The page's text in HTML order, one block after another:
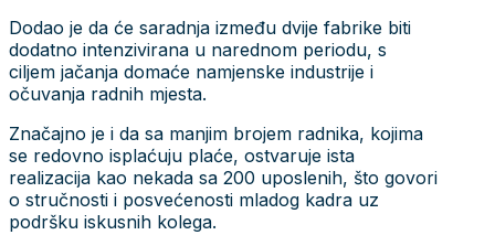
Dodao je da će saradnja između dvije fabrike biti
dodatno intenzivirana u narednom periodu, s
ciljem jačanja domaće namjenske industrije i
očuvanja radnih mjesta.
Značajno je i da sa manjim brojem radnika, kojima
se redovno isplaćuju plaće, ostvaruje ista
realizacija kao nekada sa 200 uposlenih, što govori
o stručnosti i posvećenosti mladog kadra uz
podršku iskusnih kolega.